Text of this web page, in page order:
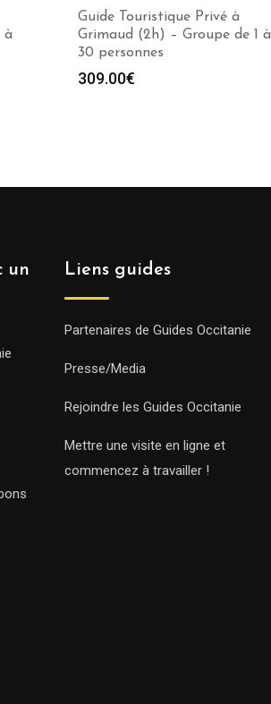
à
Guide Touristique Privé à
Grimaud (2h) – Groupe de 1 à
30 personnes
309.00€
un
Liens guides
Partenaires de Guides Occitanie
Presse/Media
Rejoindre les Guides Occitanie
Mettre une visite en ligne et
commencez à travailler !